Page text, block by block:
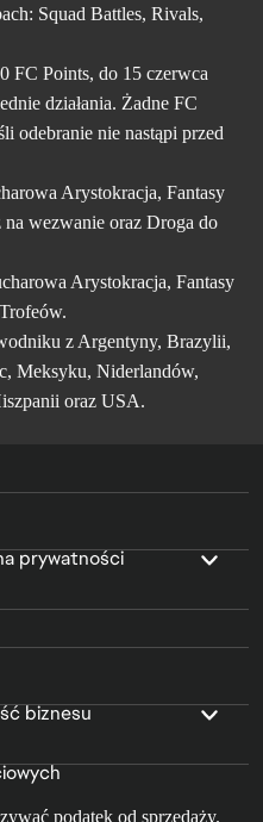
Squad Battles, Rivals,
FC Points, do 15 czerwca
działania. Żadne FC
odebranie nie nastąpi przed
Arystokracja, Fantasy
wezwanie oraz Droga do
Arystokracja, Fantasy
z Argentyny, Brazylii,
Meksyku, Niderlandów,
oraz USA.
prywatności
biznesu
podatek od sprzedaży.